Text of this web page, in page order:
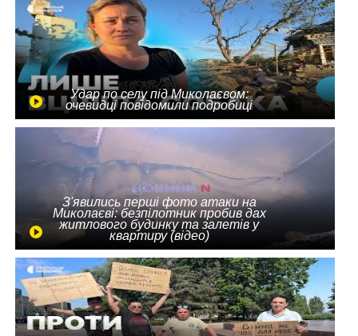
Удар по селу під Миколаєвом:
очевидці повідомили подробиці
З'явились перші фото атаки на
Миколаєві: безпілотник пробив дах
житлового будинку та залетів у
квартиру (відео)